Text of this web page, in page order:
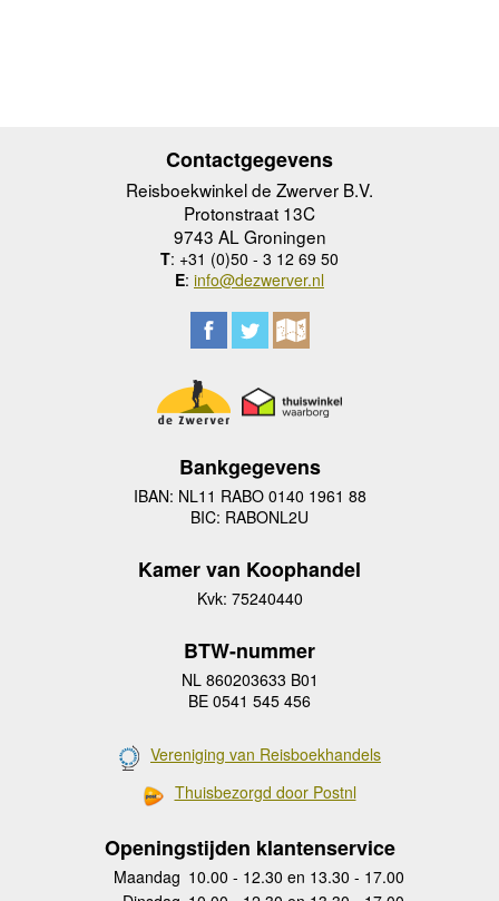
Contactgegevens
Reisboekwinkel de Zwerver B.V.
Protonstraat 13C
9743 AL Groningen
T: +31 (0)50 - 3 12 69 50
E: info@dezwerver.nl
Bankgegevens
IBAN: NL11 RABO 0140 1961 88
BIC: RABONL2U
Kamer van Koophandel
Kvk: 75240440
BTW-nummer
NL 860203633 B01
BE 0541 545 456
Vereniging van Reisboekhandels
Thuisbezorgd door Postnl
Openingstijden klantenservice
Maandag 10.00 - 12.30 en 13.30 - 17.00